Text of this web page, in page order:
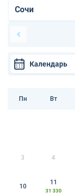
Календарь
Пн Вт
3 4
10
11
31 330